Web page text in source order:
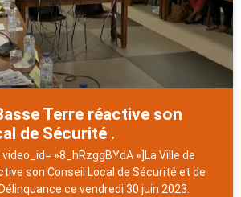
Terre réactive son
de Sécurité .
»8_hRzggBYdA »]La Ville de
son Conseil Local de Sécurité et de
ce vendredi 30 juin 2023.